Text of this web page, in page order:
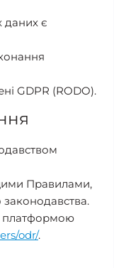
даних є
GDPR (RODO).
Правилами,
платформою
odr/.